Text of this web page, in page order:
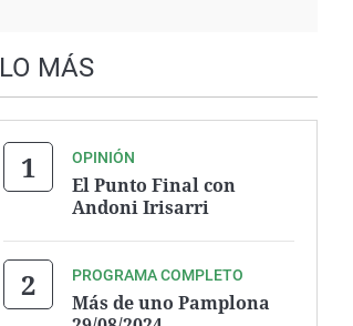
LO MÁS
OPINIÓN
El Punto Final con
Andoni Irisarri
PROGRAMA COMPLETO
Más de uno Pamplona